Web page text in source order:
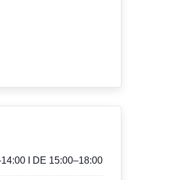
I DE 15:00–18:00